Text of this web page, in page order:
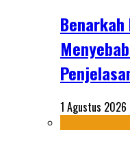
1 Agustus 2026